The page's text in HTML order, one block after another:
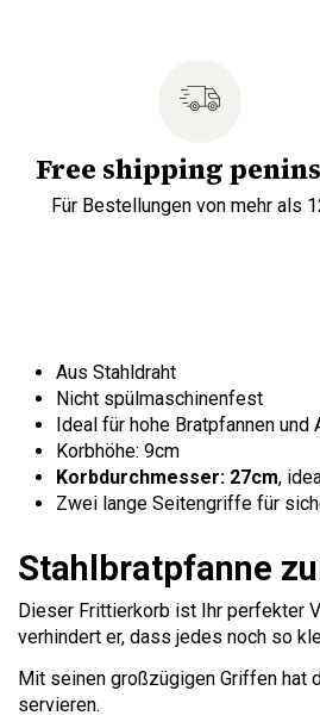
Free shipping
Für Bestellungen von mehr als
Aus Stahldraht
Nicht spülmaschinenfest
Ideal für hohe Bratpfannen und
Korbhöhe: 9cm
Korbdurchmesser: 27cm,
Zwei lange Seitengriffe für
Stahlbratpfanne
Dieser Frittierkorb ist Ihr perfekter
verhindert er, dass jedes noch so
Mit seinen großzügigen Griffen hat
servieren.